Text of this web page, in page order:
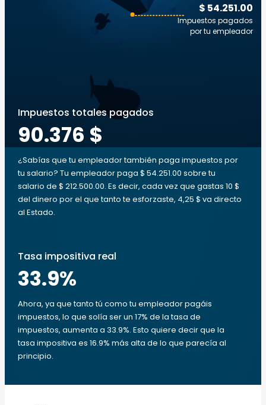
$ 54.251.00
Impuestos pagados
por tu empleador
Impuestos totales pagados
90.376 $
¿Sabías que tu empleador también paga impuestos por
tu salario? Tu empleador paga $ 54.251.00 sobre tu
salario de $ 212.500.00. Es decir, cada vez que gastas 10 $
del dinero por el que tanto te esforzaste, 4,25 $ va directo
al Estado.
Tasa impositiva real
33.9%
Ahora, ya que tanto tú como tu empleador pagáis
impuestos, lo que solía ser un 17% de la tasa de
impuestos, aumenta a 33.9%. Esto quiere decir que la
tasa impositiva es 16.9% más alta de lo que parecía al
principio.